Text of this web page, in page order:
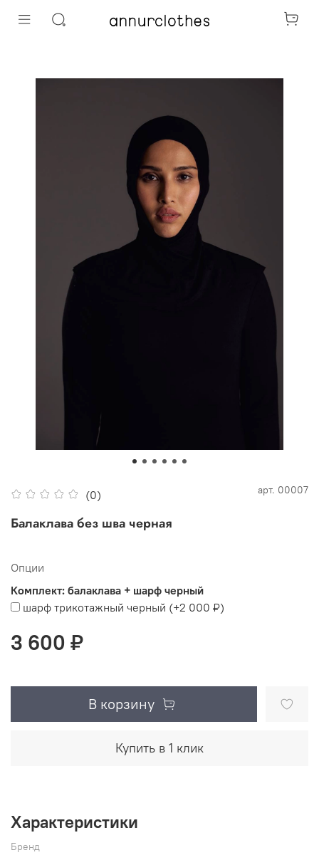
(0) арт. 00007
Балаклава без шва черная
Опции
Комплект: балаклава + шарф черный
шарф трикотажный черный (+2 000 ₽)
3 600 ₽
В корзину
Купить в 1 клик
Характеристики
Бренд